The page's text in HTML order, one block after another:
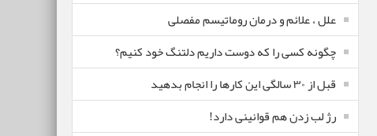
علل ، علائم و درمان روماتیسم مفصلی
چگونه کسی را که دوست داریم دلتنگ خود کنیم؟
قبل از ۳۰ سالگی این کارها را انجام بدهید
رژ لب زدن هم قوانینی دارد!